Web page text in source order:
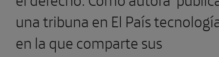
una tribuna en El País
en la que comparte sus